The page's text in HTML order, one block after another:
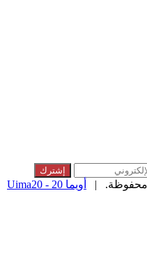
أويما 20 - Uima20